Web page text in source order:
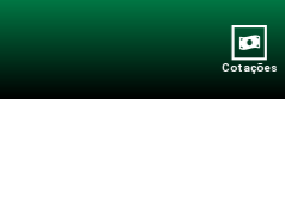
Cotações